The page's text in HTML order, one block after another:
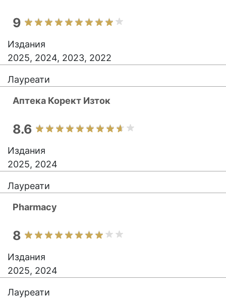
9
Издания
2025, 2024, 2023, 2022
Лауреати
Аптека Корект Изток
8.6
Издания
2025, 2024
Лауреати
Pharmacy
8
Издания
2025, 2024
Лауреати